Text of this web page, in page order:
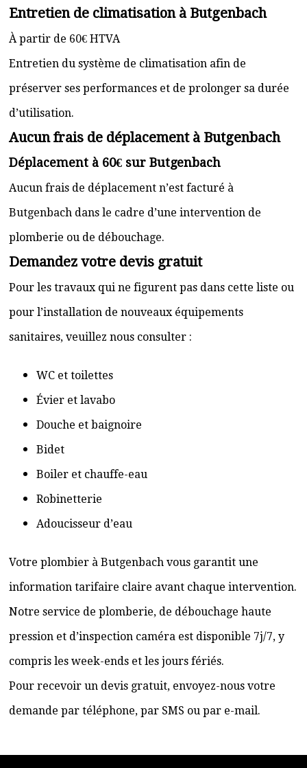
Entretien de climatisation à Butgenbach
À partir de 60€ HTVA
Entretien du système de climatisation afin de
préserver ses performances et de prolonger sa durée
d’utilisation.
Aucun frais de déplacement à Butgenbach
Déplacement à 60€ sur Butgenbach
Aucun frais de déplacement n’est facturé à
Butgenbach dans le cadre d’une intervention de
plomberie ou de débouchage.
Demandez votre devis gratuit
Pour les travaux qui ne figurent pas dans cette liste ou
pour l’installation de nouveaux équipements
sanitaires, veuillez nous consulter :
WC et toilettes
Évier et lavabo
Douche et baignoire
Bidet
Boiler et chauffe-eau
Robinetterie
Adoucisseur d’eau
Votre plombier à Butgenbach vous garantit une
information tarifaire claire avant chaque intervention.
Notre service de plomberie, de débouchage haute
pression et d’inspection caméra est disponible 7j/7, y
compris les week-ends et les jours fériés.
Pour recevoir un devis gratuit, envoyez-nous votre
demande par téléphone, par SMS ou par e-mail.